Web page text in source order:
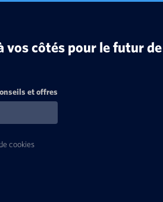
vos côtés pour le futur de
et offres
cookies